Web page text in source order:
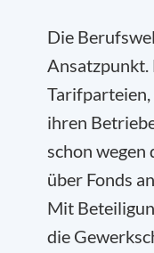
Die
Tarifparteien,
ihren
schon wegen
über Fonds
Mit
die